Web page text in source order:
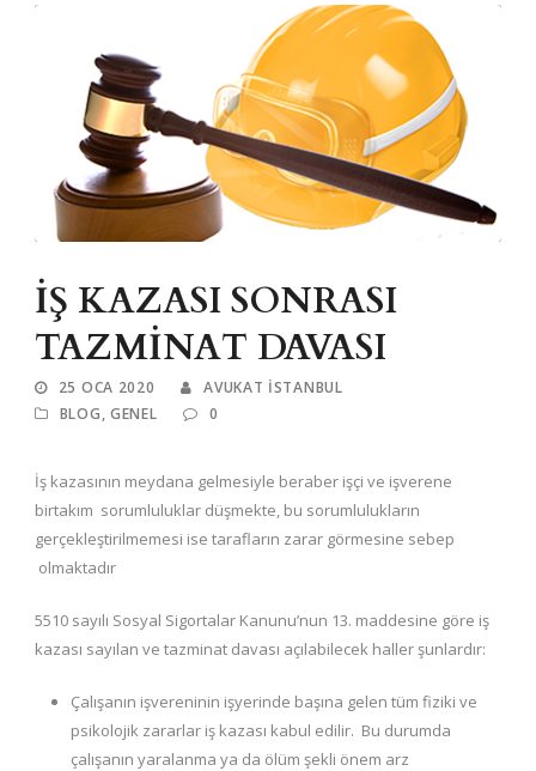
İŞ KAZASI SONRASI
TAZMİNAT DAVASI
25 OCA 2020
AVUKAT ISTANBUL
BLOG, GENEL 0
İş kazasının meydana gelmesiyle beraber işçi ve işverene
birtakım sorumluluklar düşmekte, bu sorumlulukların
gerçekleştirilmemesi ise tarafların zarar görmesine sebep
olmaktadır
5510 sayılı Sosyal Sigortalar Kanunu’nun 13. maddesine göre iş
kazası sayılan ve tazminat davası açılabilecek haller şunlardır:
Çalışanın işvereninin işyerinde başına gelen tüm fiziki ve
psikolojik zararlar iş kazası kabul edilir. Bu durumda
çalışanın yaralanma ya da ölüm şekli önem arz